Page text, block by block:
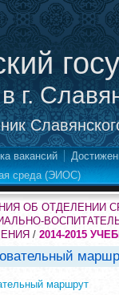
г.
вакансий
среда (ЭИОС)
ОБ ОТДЕЛЕНИИ
/ 2014-2015
маршрут